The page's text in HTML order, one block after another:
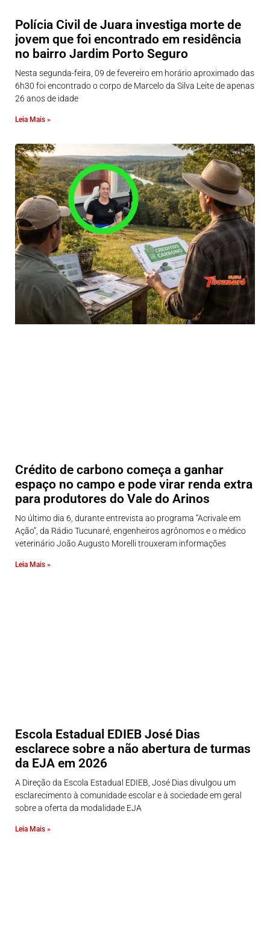
Polícia Civil de Juara investiga morte de
jovem que foi encontrado em residência
no bairro Jardim Porto Seguro
Nesta segunda-feira, 09 de fevereiro em horário aproximado das
6h30 foi encontrado o corpo de Marcelo da Silva Leite de apenas
26 anos de idade
Leia Mais »
Crédito de carbono começa a ganhar
espaço no campo e pode virar renda extra
para produtores do Vale do Arinos
No último dia 6, durante entrevista ao programa “Acrivale em
Ação”, da Rádio Tucunaré, engenheiros agrônomos e o médico
veterinário João Augusto Morelli trouxeram informações
Leia Mais »
Escola Estadual EDIEB José Dias
esclarece sobre a não abertura de turmas
da EJA em 2026
A Direção da Escola Estadual EDIEB, José Dias divulgou um
esclarecimento à comunidade escolar e à sociedade em geral
sobre a oferta da modalidade EJA
Leia Mais »